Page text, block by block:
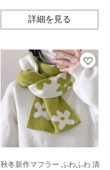
詳細を見る
秋冬新作マフラー ふわふわ 清